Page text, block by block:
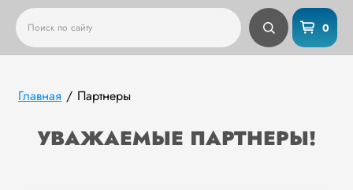
0
Главная / Партнеры
УВАЖАЕМЫЕ ПАРТНЕРЫ!